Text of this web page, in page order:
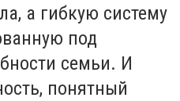
а гибкую систему
под
семьи. И
понятный